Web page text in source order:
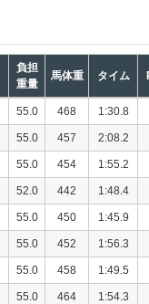
負担
重量
馬体重 タイム
55.0 468 1:30.8
55.0 457 2:08.2
55.0 454 1:55.2
52.0 442 1:48.4
55.0 450 1:45.9
55.0 452 1:56.3
55.0 458 1:49.5
55.0 464 1:54.3